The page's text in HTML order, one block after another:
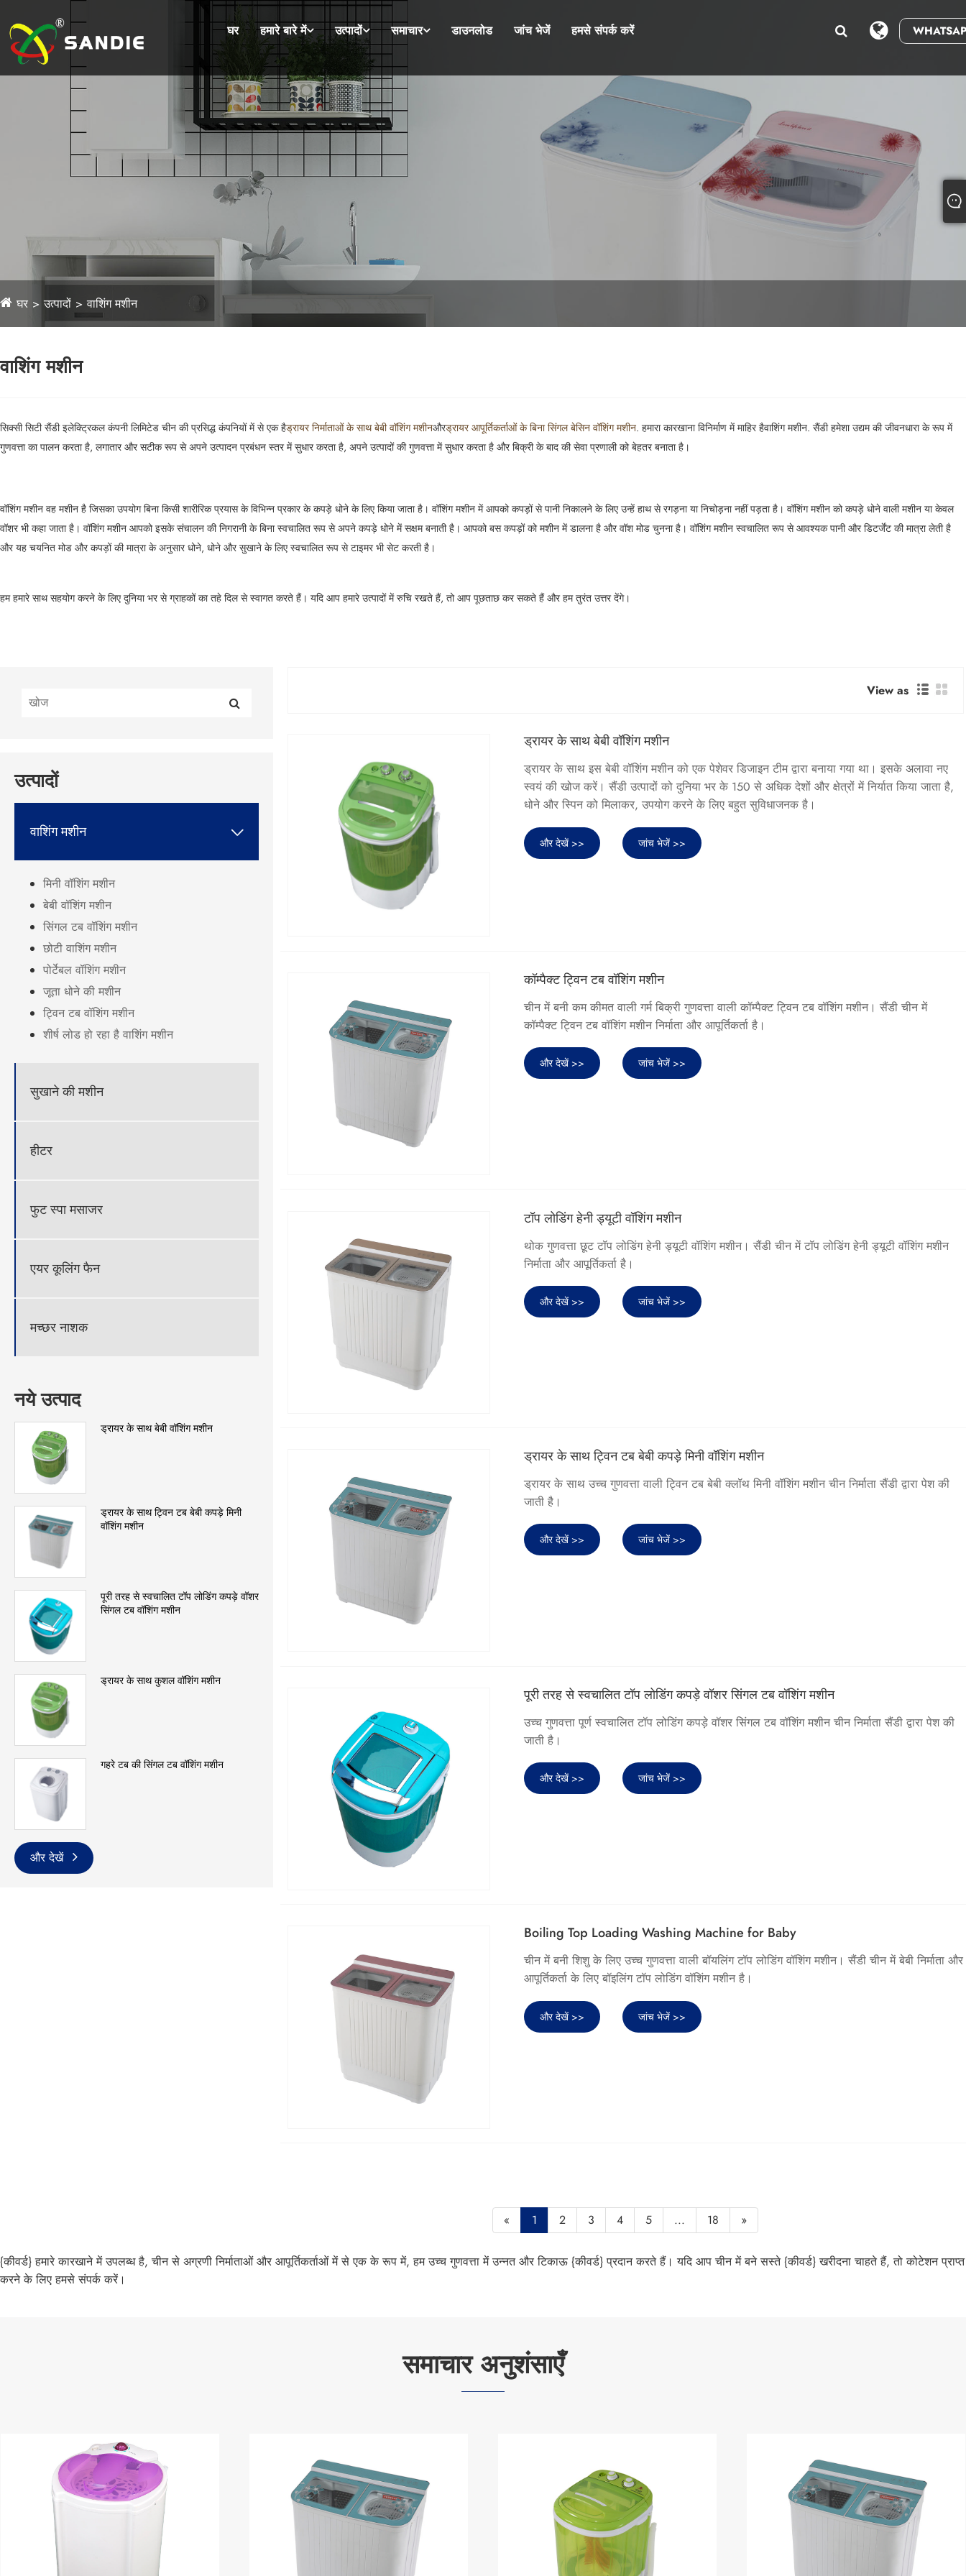
घर हमारे बारे में उत्पादों समाचार डाउनलोड जांच भेजें हमसे संपर्क करें
घर उत्पादों वाशिंग मशीन
वाशिंग मशीन
सिक्सी सिटी सैंडी इलेक्ट्रिकल कंपनी लिमिटेड चीन की प्रसिद्ध कंपनियों में से एक हैड्रायर निर्माताओं के साथ बेबी वॉशिंग मशीनऔरड्रायर आपूर्तिकर्ताओं के बिना सिंगल बेसिन वॉशिंग मशीन. हमारा कारखाना विनिर्माण में माहिर हैवाशिंग मशीन. सैंडी हमेशा उद्यम की जीवनधारा के रूप में
गुणवत्ता का पालन करता है, लगातार और सटीक रूप से अपने उत्पादन प्रबंधन स्तर में सुधार करता है, अपने उत्पादों की गुणवत्ता में सुधार करता है और बिक्री के बाद की सेवा प्रणाली को बेहतर बनाता है।
वॉशिंग मशीन वह मशीन है जिसका उपयोग बिना किसी शारीरिक प्रयास के विभिन्न प्रकार के कपड़े धोने के लिए किया जाता है। वॉशिंग मशीन में आपको कपड़ों से पानी निकालने के लिए उन्हें हाथ से रगड़ना या निचोड़ना नहीं पड़ता है। वॉशिंग मशीन को कपड़े धोने वाली मशीन या केवल
वॉशर भी कहा जाता है। वॉशिंग मशीन आपको इसके संचालन की निगरानी के बिना स्वचालित रूप से अपने कपड़े धोने में सक्षम बनाती है। आपको बस कपड़ों को मशीन में डालना है और वॉश मोड चुनना है। वॉशिंग मशीन स्वचालित रूप से आवश्यक पानी और डिटर्जेंट की मात्रा लेती है
और यह चयनित मोड और कपड़ों की मात्रा के अनुसार धोने, धोने और सुखाने के लिए स्वचालित रूप से टाइमर भी सेट करती है।
हम हमारे साथ सहयोग करने के लिए दुनिया भर से ग्राहकों का तहे दिल से स्वागत करते हैं। यदि आप हमारे उत्पादों में रुचि रखते हैं, तो आप पूछताछ कर सकते हैं और हम तुरंत उत्तर देंगे।
उत्पादों
वाशिंग मशीन 
मिनी वॉशिंग मशीन
बेबी वॉशिंग मशीन
सिंगल टब वॉशिंग मशीन
छोटी वाशिंग मशीन
पोर्टेबल वॉशिंग मशीन
जूता धोने की मशीन
ट्विन टब वॉशिंग मशीन
शीर्ष लोड हो रहा है वाशिंग मशीन
सुखाने की मशीन
हीटर
फुट स्पा मसाजर
एयर कूलिंग फैन
मच्छर नाशक
नये उत्पाद
ड्रायर के साथ बेबी वॉशिंग मशीन
ड्रायर के साथ ट्विन टब बेबी कपड़े मिनी
वॉशिंग मशीन
पूरी तरह से स्वचालित टॉप लोडिंग कपड़े वॉशर
सिंगल टब वॉशिंग मशीन
ड्रायर के साथ कुशल वॉशिंग मशीन
गहरे टब की सिंगल टब वॉशिंग मशीन
और देखें
View as
ड्रायर के साथ बेबी वॉशिंग मशीन
ड्रायर के साथ इस बेबी वॉशिंग मशीन को एक पेशेवर डिजाइन टीम द्वारा बनाया गया था। इसके अलावा नए
स्वयं की खोज करें। सैंडी उत्पादों को दुनिया भर के 150 से अधिक देशों और क्षेत्रों में निर्यात किया जाता है,
धोने और स्पिन को मिलाकर, उपयोग करने के लिए बहुत सुविधाजनक है।
और देखें >> जांच भेजें >>
कॉम्पैक्ट ट्विन टब वॉशिंग मशीन
चीन में बनी कम कीमत वाली गर्म बिक्री गुणवत्ता वाली कॉम्पैक्ट ट्विन टब वॉशिंग मशीन। सैंडी चीन में
कॉम्पैक्ट ट्विन टब वॉशिंग मशीन निर्माता और आपूर्तिकर्ता है।
और देखें >> जांच भेजें >>
टॉप लोडिंग हेनी ड्यूटी वॉशिंग मशीन
थोक गुणवत्ता छूट टॉप लोडिंग हेनी ड्यूटी वॉशिंग मशीन। सैंडी चीन में टॉप लोडिंग हेनी ड्यूटी वॉशिंग मशीन
निर्माता और आपूर्तिकर्ता है।
और देखें >> जांच भेजें >>
ड्रायर के साथ ट्विन टब बेबी कपड़े मिनी वॉशिंग मशीन
ड्रायर के साथ उच्च गुणवत्ता वाली ट्विन टब बेबी क्लॉथ मिनी वॉशिंग मशीन चीन निर्माता सैंडी द्वारा पेश की
जाती है।
और देखें >> जांच भेजें >>
पूरी तरह से स्वचालित टॉप लोडिंग कपड़े वॉशर सिंगल टब वॉशिंग मशीन
उच्च गुणवत्ता पूर्ण स्वचालित टॉप लोडिंग कपड़े वॉशर सिंगल टब वॉशिंग मशीन चीन निर्माता सैंडी द्वारा पेश की
जाती है।
और देखें >> जांच भेजें >>
Boiling Top Loading Washing Machine for Baby
चीन में बनी शिशु के लिए उच्च गुणवत्ता वाली बॉयलिंग टॉप लोडिंग वॉशिंग मशीन। सैंडी चीन में बेबी निर्माता और
आपूर्तिकर्ता के लिए बॉइलिंग टॉप लोडिंग वॉशिंग मशीन है।
और देखें >> जांच भेजें >>
« 1 2 3 4 5 ... 18 »
{कीवर्ड} हमारे कारखाने में उपलब्ध है, चीन से अग्रणी निर्माताओं और आपूर्तिकर्ताओं में से एक के रूप में, हम उच्च गुणवत्ता में उन्नत और टिकाऊ {कीवर्ड} प्रदान करते हैं। यदि आप चीन में बने सस्ते {कीवर्ड} खरीदना चाहते हैं, तो कोटेशन प्राप्त
करने के लिए हमसे संपर्क करें।
समाचार अनुशंसाएँ